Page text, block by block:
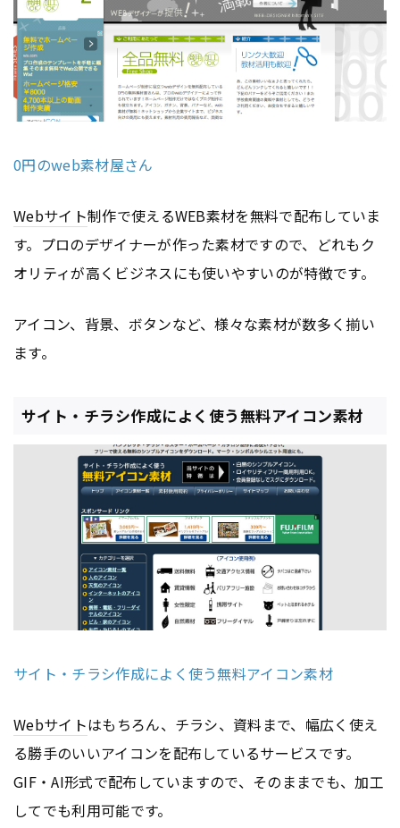
0円のweb素材屋さん
Webサイト制作で使えるWEB素材を無料で配布していま
す。プロのデザイナーが作った素材ですので、どれもク
オリティが高くビジネスにも使いやすいのが特徴です。
アイコン、背景、ボタンなど、様々な素材が数多く揃い
ます。
サイト・チラシ作成によく使う無料アイコン素材
サイト・チラシ作成によく使う無料アイコン素材
Webサイトはもちろん、チラシ、資料まで、幅広く使え
る勝手のいいアイコンを配布しているサービスです。
GIF・AI形式で配布していますので、そのままでも、加工
してでも利用可能です。